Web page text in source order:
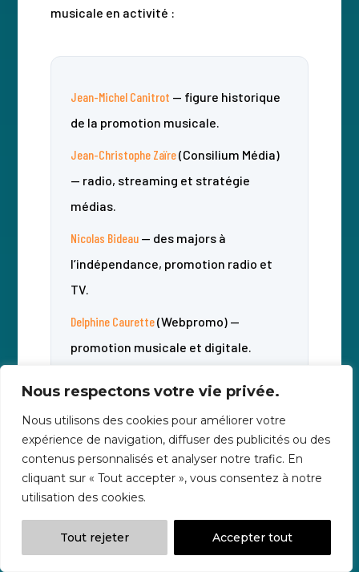
Nous respectons votre vie privée.
Nous utilisons des cookies pour améliorer votre
expérience de navigation, diffuser des publicités ou des
contenus personnalisés et analyser notre trafic. En
cliquant sur « Tout accepter », vous consentez à notre
utilisation des cookies.
Tout rejeter Accepter tout
musicale en activité :
Jean-Michel Canitrot — figure historique
de la promotion musicale.
Jean-Christophe Zaïre(Consilium Média)
— radio, streaming et stratégie
médias.
Nicolas Bideau— des majors à
l’indépendance, promotion radio et
TV.
Delphine Caurette(Webpromo) —
promotion musicale et digitale.
Falamak Fatemi— relations presse et
communication musicale.
Bertrand Kaleta(Label Frenchy / PIAS) —
promotion en label.